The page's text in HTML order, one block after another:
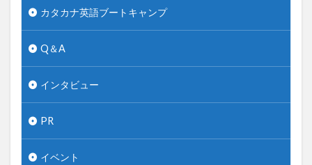
カタカナ英語ブートキャンプ
Q＆A
インタビュー
PR
イベント